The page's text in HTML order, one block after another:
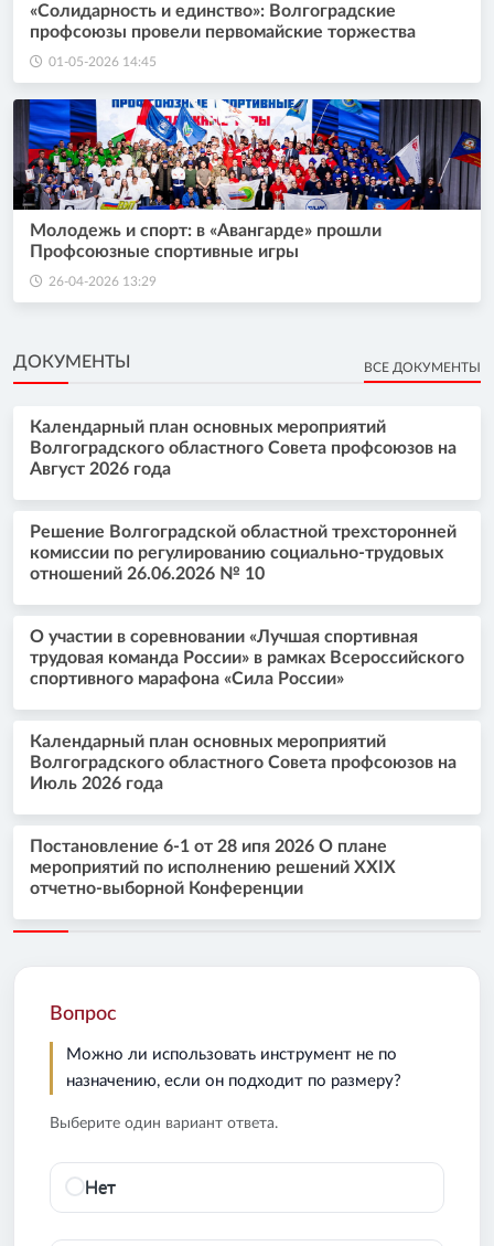
«Солидарность и единство»: Волгоградские
профсоюзы провели первомайские торжества
01-05-2026 14:45
Молодежь и спорт: в «Авангарде» прошли
Профсоюзные спортивные игры
26-04-2026 13:29
ДОКУМЕНТЫ ВСЕ ДОКУМЕНТЫ
Календарный план основных мероприятий
Волгоградского областного Совета профсоюзов на
Август 2026 года
Решение Волгоградской областной трехсторонней
комиссии по регулированию социально-трудовых
отношений 26.06.2026 № 10
О участии в соревновании «Лучшая спортивная
трудовая команда России» в рамках Всероссийского
спортивного марафона «Сила России»
Календарный план основных мероприятий
Волгоградского областного Совета профсоюзов на
Июль 2026 года
Постановление 6-1 от 28 ипя 2026 О плане
мероприятий по исполнению решений XXIX
отчетно-выборной Конференции
Вопрос
Можно ли использовать инструмент не по
назначению, если он подходит по размеру?
Выберите один вариант ответа.
Нет